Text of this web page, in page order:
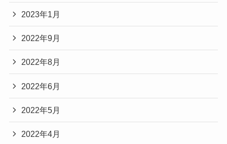
2023年1月
2022年9月
2022年8月
2022年6月
2022年5月
2022年4月